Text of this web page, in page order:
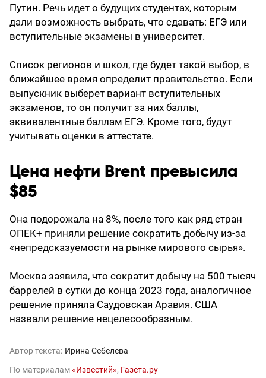
Путин. Речь идет о будущих студентах, которым
дали возможность выбрать, что сдавать: ЕГЭ или
вступительные экзамены в университет.
Список регионов и школ, где будет такой выбор, в
ближайшее время определит правительство. Если
выпускник выберет вариант вступительных
экзаменов, то он получит за них баллы,
эквивалентные баллам ЕГЭ. Кроме того, будут
учитывать оценки в аттестате.
Цена нефти Brent превысила
$85
Она подорожала на 8%, после того как ряд стран
ОПЕК+ приняли решение сократить добычу из-за
«непредсказуемости на рынке мирового сырья».
Москва заявила, что сократит добычу на 500 тысяч
баррелей в сутки до конца 2023 года, аналогичное
решение приняла Саудовская Аравия. США
назвали решение нецелесообразным.
Автор текста: Ирина Себелева
По материалам«Известий», Газета.ру